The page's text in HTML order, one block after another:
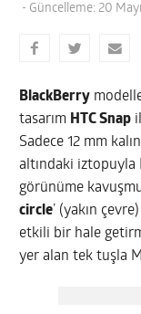
- Güncelleme: 20
BlackBerry
tasarım HTC Snap
Sadece 12 mm
altındaki iztopuyla
görünüme
circle’ (yakın
etkili bir hale
yer alan tek tuşla